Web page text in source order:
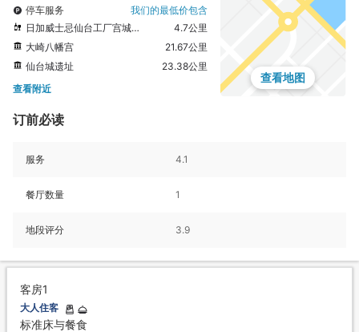
停车服务
我们的最低价包含
日加威士忌仙台工厂宫城峡蒸馏所
4.7公里
大崎八幡宫
21.67公里
仙台城遗址
23.38公里
查看附近
查看地图
订前必读
服务 4.1
餐厅数量 1
地段评分 3.9
客房1
大人住客
标准床与餐食